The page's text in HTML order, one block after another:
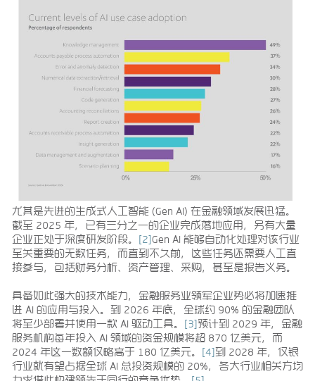
尤其是先进的生成式人工智能 (Gen AI) 在金融领域发展迅猛。
截至 2025 年，已有三分之一的企业完成落地应用，另有大量
企业正处于深度研发阶段。
[2]Gen AI 能够自动化处理对该行业
至关重要的无数任务，而直到不久前，这些任务还需要人工直
接参与，包括财务分析、资产管理、采购，甚至是报告义务。
具备如此强大的技术能力，金融服务业领军企业势必将加速推
进 AI 的应用与投入。到 2026 年底，全球约 90% 的金融团队
将至少部署并使用一款 AI 驱动工具。
[3]预计到 2029 年，金融
服务机构每年投入 AI 领域的资金规模将超 870 亿美元，而
2024 年这一数额仅略高于 180 亿美元。
[4] 到 2028 年，仅银
行业就有望占据全球 AI 总投资规模的 20%，各大行业相关方均